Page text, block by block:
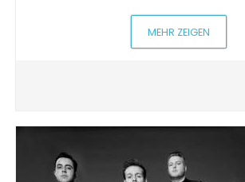
MEHR ZEIGEN